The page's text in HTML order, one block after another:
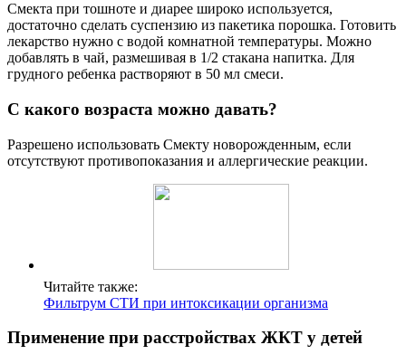
Смекта при тошноте и диарее широко используется,
достаточно сделать суспензию из пакетика порошка. Готовить
лекарство нужно с водой комнатной температуры. Можно
добавлять в чай, размешивая в 1/2 стакана напитка. Для
грудного ребенка растворяют в 50 мл смеси.
С какого возраста можно давать?
Разрешено использовать Смекту новорожденным, если
отсутствуют противопоказания и аллергические реакции.
Читайте также:
Фильтрум СТИ при интоксикации организма
Применение при расстройствах ЖКТ у детей